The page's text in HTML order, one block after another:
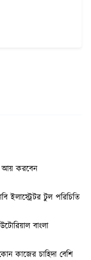
আয় করবেন
টুল পরিচিতি
বাংলা
কাজের চাহিদা বেশি